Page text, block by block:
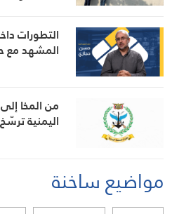
التطورات
المشهد مع
من المخا
اليمنية
مواضيع ساخنة